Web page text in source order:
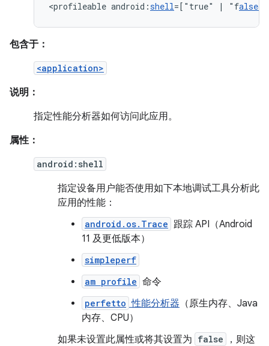
<profileable android:shell=["true" | "f
包含于：
<application>
说明：
指定性能分析器如何访问此应用。
属性：
android:shell
指定设备用户能否使用如下本地调试工具分析此
应用的性能：
android.os.Trace 跟踪 API（Android
11 及更低版本）
simpleperf
am profile 命令
perfetto 性能分析器 （原生内存、Java
内存、CPU）
如果未设置此属性或将其设置为 false
，则这